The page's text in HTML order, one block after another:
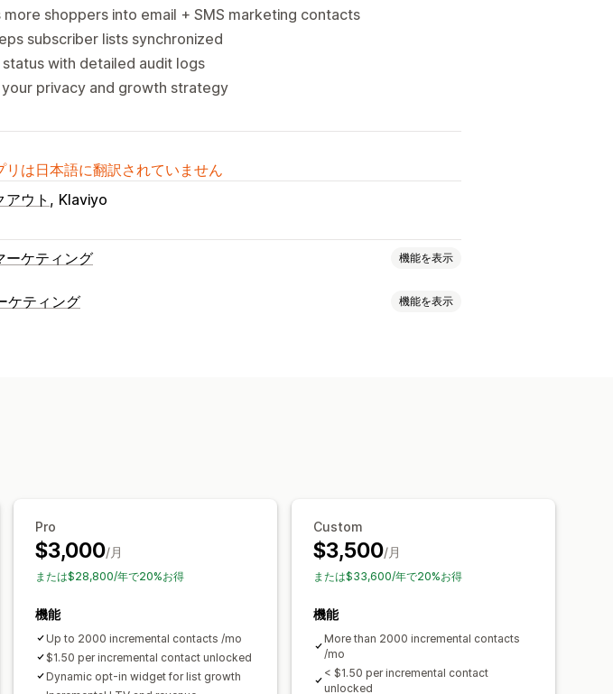
shoppers into email + SMS marketing contacts
subscriber lists synchronized
with detailed audit logs
privacy and growth strategy
リは日本語に翻訳されていません
アウト Klaviyo
ーケティング 機能を表示
ーンタイプ
ケティング 機能を表示
Pro
$3,000/月
または$28,800/年で20%お得
機能
Up to 2000 incremental contacts /mo
$1.50 per incremental contact unlocked
Dynamic opt-in widget for list growth
Custom
$3,500/月
または$33,600/年で20%お得
機能
More than 2000 incremental contacts
/mo
< $1.50 per incremental contact
unlocked